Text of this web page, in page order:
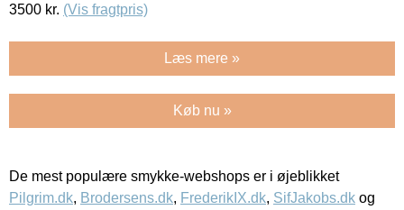
3500 kr. (Vis fragtpris)
Læs mere »
Køb nu »
De mest populære smykke-webshops er i øjeblikket
Pilgrim.dk, Brodersens.dk, FrederikIX.dk, SifJakobs.dk og